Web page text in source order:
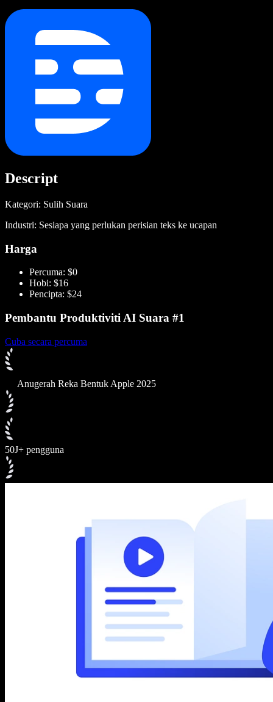
Descript
Kategori: Sulih Suara
Industri: Sesiapa yang perlukan perisian teks ke ucapan
Harga
Percuma: $0
Hobi: $16
Pencipta: $24
Pembantu Produktiviti AI Suara #1
Cuba secara percuma
Anugerah Reka Bentuk Apple 2025
50J+ pengguna